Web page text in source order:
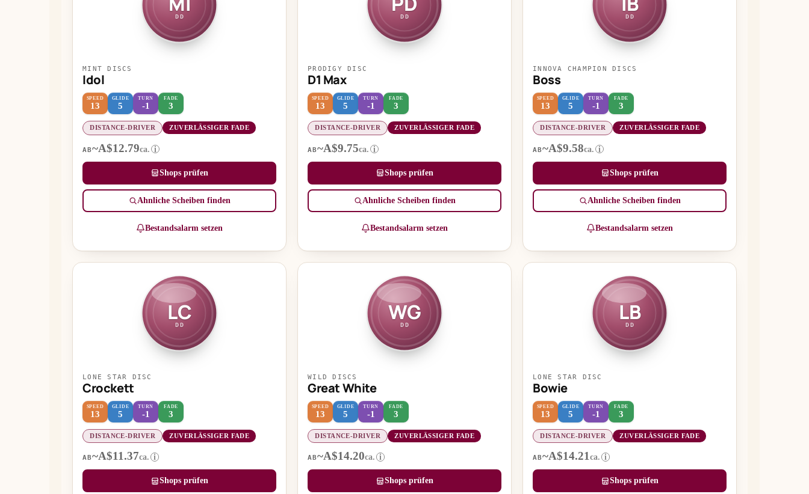
DD
MINT DISCS
Idol
SPEED
13
GLIDE
5
TURN
-1
FADE
3
DISTANCE-DRIVER ZUVERLÄSSIGER FADE
AB~A$12.79ca. i
Shops prüfen
Ähnliche Scheiben finden
Bestandsalarm setzen
DD
PRODIGY DISC
D1 Max
SPEED
13
GLIDE
5
TURN
-1
FADE
3
DISTANCE-DRIVER ZUVERLÄSSIGER FADE
AB~A$9.75ca. i
Shops prüfen
Ähnliche Scheiben finden
Bestandsalarm setzen
DD
INNOVA CHAMPION DISCS
Boss
SPEED
13
GLIDE
5
TURN
-1
FADE
3
DISTANCE-DRIVER ZUVERLÄSSIGER FADE
AB~A$9.58ca. i
Shops prüfen
Ähnliche Scheiben finden
Bestandsalarm setzen
LC
DD
LONE STAR DISC
Crockett
SPEED
13
GLIDE
5
TURN
-1
FADE
3
DISTANCE-DRIVER ZUVERLÄSSIGER FADE
AB~A$11.37ca. i
Shops prüfen
WG
DD
WILD DISCS
Great White
SPEED
13
GLIDE
5
TURN
-1
FADE
3
DISTANCE-DRIVER ZUVERLÄSSIGER FADE
AB~A$14.20ca. i
Shops prüfen
LB
DD
LONE STAR DISC
Bowie
SPEED
13
GLIDE
5
TURN
-1
FADE
3
DISTANCE-DRIVER ZUVERLÄSSIGER FADE
AB~A$14.21ca. i
Shops prüfen